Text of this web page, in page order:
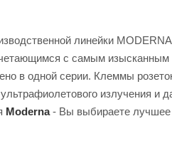
линейки
с самым изысканным
в одной серии. Клеммы
излучения и
Moderna- Вы выбираете лучшее